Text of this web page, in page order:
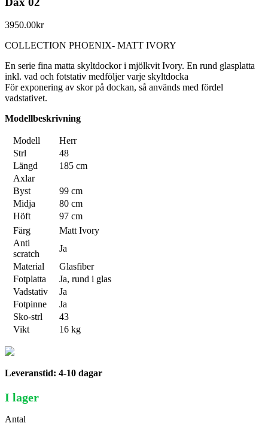
3950.00kr
COLLECTION PHOENIX- MATT IVORY
En serie fina matta skyltdockor i mjölkvit Ivory. En rund glasplatta
inkl. vad och fotstativ medföljer varje skyltdocka
För exponering av skor på dockan, så används med fördel
vadstativet.
Modellbeskrivning
Modell
Herr
Strl
48
Längd
185 cm
Axlar
Byst
99 cm
Midja
80 cm
Höft
97 cm
Färg
Matt Ivory
Anti
scratch
Ja
Material
Glasfiber
Fotplatta
Ja, rund i glas
Vadstativ
Ja
Fotpinne
Ja
Sko-strl
43
Vikt
16 kg
Leveranstid: 4-10 dagar
I lager
Antal